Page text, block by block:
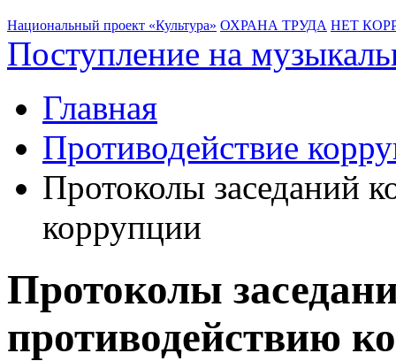
Национальный проект «Культура» ОХРАНА ТРУДА НЕТ
Поступление на
Главная
Противодействие
Протоколы заседаний
коррупции
Протоколы
противодействию